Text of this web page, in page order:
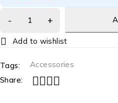
Tags:
Accessories
Share: